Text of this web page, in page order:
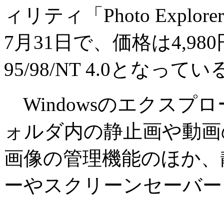
ィリティ「Photo
7月31日で、価格は
95/98/NT 4.0となってい
Windowsのエクスプ
ォルダ内の静止画や動
画像の管理機能のほか
ーやスクリーンセーバ